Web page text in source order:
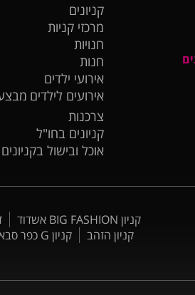
קניונים
מרכזי קניות
חנויות
חנות
אירועי ילדים
אירועים לילדים
צרכנות
קניונים בחו"ל
אוכל ובישול בקניונים
קניון BIG FASHION אשדוד
קניון הזהב
קניון G כפר סבא